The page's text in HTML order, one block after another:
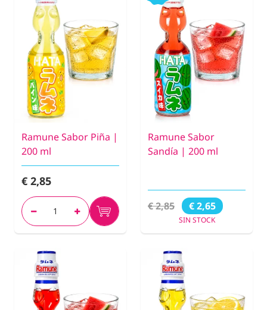
Ramune Sabor Piña |
200 ml
€ 2,85
Ramune Sabor
Sandía | 200 ml
€ 2,85 € 2,65
SIN STOCK